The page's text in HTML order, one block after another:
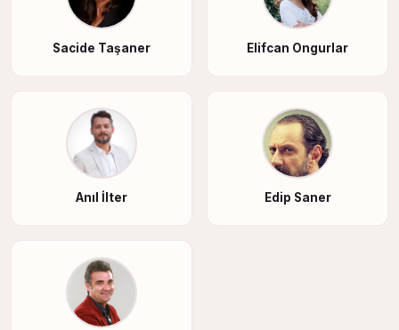
Sacide Taşaner Elifcan Ongurlar
Anıl İlter Edip Saner